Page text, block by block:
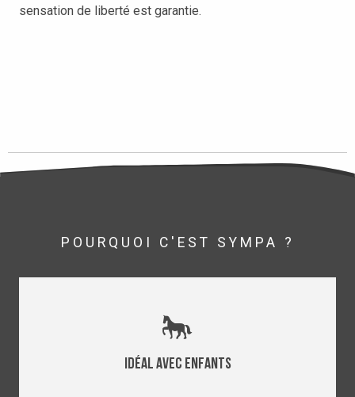
sensation de liberté est garantie.
POURQUOI C'EST SYMPA ?
Idéal avec enfants